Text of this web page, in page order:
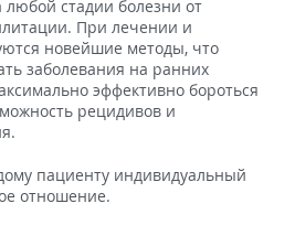
стадии болезни от
При лечении и
новейшие методы, что
заболевания на ранних
эффективно бороться
рецидивов и
пациенту индивидуальный
отношение.